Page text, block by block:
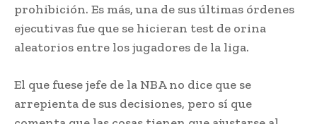
prohibición. Es más, una de sus últimas órdenes
ejecutivas fue que se hicieran test de orina
aleatorios entre los jugadores de la liga.
El que fuese jefe de la NBA no dice que se
arrepienta de sus decisiones, pero sí que